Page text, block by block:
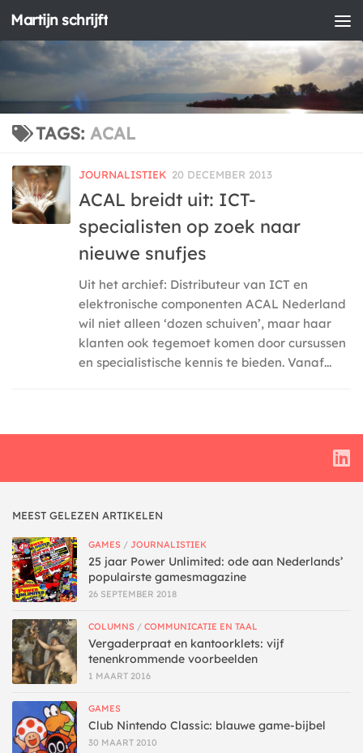
Doorgaan naar inhoud
Martijn schrijft
TAGS: ACAL
JOURNALISTIEK 20 DECEMBER 2013
ACAL breidt uit: ICT-
specialisten op zoek naar
nieuwe snufjes
Uit het archief: Distributeur van ICT en
elektronische componenten ACAL Nederland
wil niet alleen ‘dozen schuiven’, maar haar
klanten ook tegemoet komen door cursussen
en specialistische kennis te bieden. Vanaf...
MEEST GELEZEN ARTIKELEN
GAMES / JOURNALISTIEK
25 jaar Power Unlimited: ode aan Nederlands’
populairste gamesmagazine
26 SEPTEMBER 2018
COLUMNS / COMMUNICATIE EN TAAL
Vergaderpraat en kantoorklets: vijf
tenenkrommende voorbeelden
1 MAART 2016
GAMES
Club Nintendo Classic: blauwe game-bijbel
30 MAART 2010